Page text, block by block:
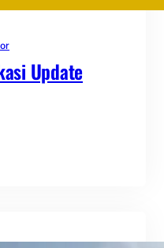
Update